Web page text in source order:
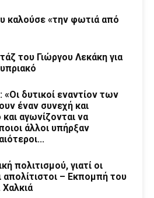
καλούσε «την φωτιά από
του Γιώργου Λεκάκη για
δυτικοί εναντίον των
έναν συνεχή και
αγωνίζονται να
άλλοι υπήρξαν
πολιτισμού, γιατί οι
απολίτιστοι – Εκπομπή του